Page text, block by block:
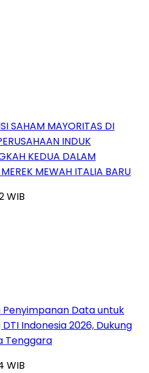
SAHAM MAYORITAS DI
INDUK
KEDUA DALAM
MEWAH ITALIA BARU
WIB
Penyimpanan Data untuk
Indonesia 2026, Dukung
Tenggara
WIB